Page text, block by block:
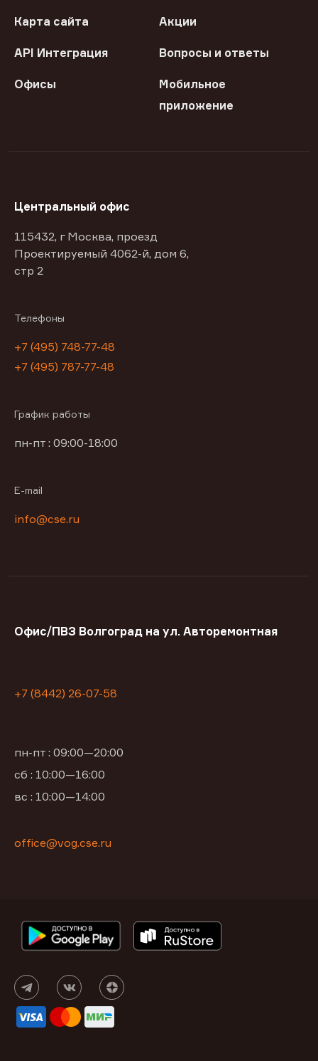
Карта сайта Акции
API Интеграция Вопросы и ответы
Офисы
Мобильное
приложение
Центральный офис
115432, г Москва, проезд
Проектируемый 4062-й, дом 6,
стр 2
Телефоны
+7 (495) 748-77-48
+7 (495) 787-77-48
График работы
пн-пт : 09:00-18:00
E-mail
info@cse.ru
Офис/ПВЗ Волгоград на ул. Авторемонтная
+7 (8442) 26-07-58
пн-пт : 09:00—20:00
сб : 10:00—16:00
вс : 10:00—14:00
office@vog.cse.ru